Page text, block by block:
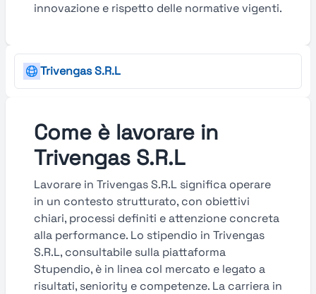
innovazione e rispetto delle normative vigenti.
Trivengas S.R.L
Come è lavorare in
Trivengas S.R.L
Lavorare in Trivengas S.R.L significa operare
in un contesto strutturato, con obiettivi
chiari, processi definiti e attenzione concreta
alla performance. Lo stipendio in Trivengas
S.R.L, consultabile sulla piattaforma
Stupendio, è in linea col mercato e legato a
risultati, seniority e competenze. La carriera in